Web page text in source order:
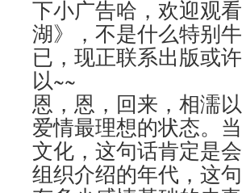
下小广告哈，欢迎观
湖》，不是什么特别
已，现正联系出版或
以~~
恩，恩，回来，相濡
爱情最理想的状态。
文化，这句话肯定是
组织介绍的年代，这